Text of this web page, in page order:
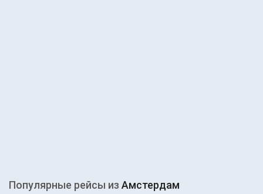
Популярные рейсы из Амстердам